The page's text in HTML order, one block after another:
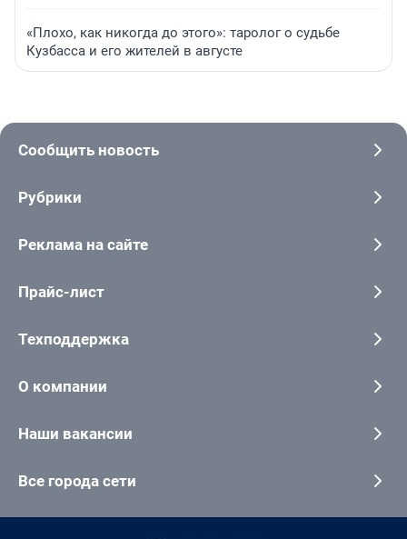
«Плохо, как никогда до этого»: таролог о судьбе
Кузбасса и его жителей в августе
Сообщить новость
Рубрики
Реклама на сайте
Прайс-лист
Техподдержка
О компании
Наши вакансии
Все города сети